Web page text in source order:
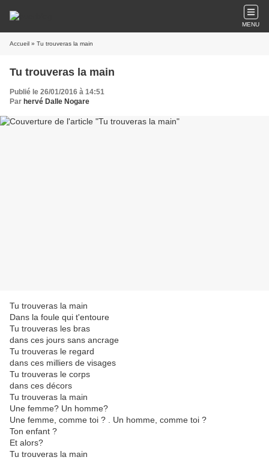
MENU
Accueil » Tu trouveras la main
Tu trouveras la main
Publié le 26/01/2016 à 14:51
Par hervé Dalle Nogare
Tu trouveras la main
Dans la foule qui t'entoure
Tu trouveras les bras
dans ces jours sans ancrage
Tu trouveras le regard
dans ces milliers de visages
Tu trouveras le corps
dans ces décors
Tu trouveras la main
Une femme? Un homme?
Une femme, comme toi ? . Un homme, comme toi ?
Ton enfant ?
Et alors?
Tu trouveras la main